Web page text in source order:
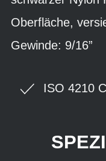
Oberfläche,
Gewinde: 9/16”
ISO 4210